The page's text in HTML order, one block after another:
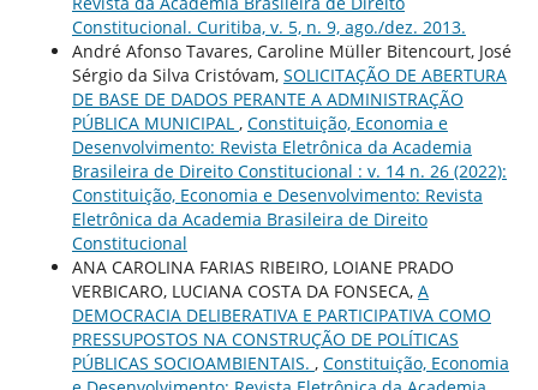
Constitucional. Curitiba, v. 5, n. 9, ago./dez. 2013.
André Afonso Tavares, Caroline Müller Bitencourt, José
Sérgio da Silva Cristóvam, SOLICITAÇÃO DE ABERTURA
DE BASE DE DADOS PERANTE A ADMINISTRAÇÃO
PÚBLICA MUNICIPAL , Constituição, Economia e
Desenvolvimento: Revista Eletrônica da Academia
Brasileira de Direito Constitucional : v. 14 n. 26 (2022):
Constituição, Economia e Desenvolvimento: Revista
Eletrônica da Academia Brasileira de Direito
Constitucional
ANA CAROLINA FARIAS RIBEIRO, LOIANE PRADO
VERBICARO, LUCIANA COSTA DA FONSECA, A
DEMOCRACIA DELIBERATIVA E PARTICIPATIVA COMO
PRESSUPOSTOS NA CONSTRUÇÃO DE POLÍTICAS
PÚBLICAS SOCIOAMBIENTAIS. , Constituição, Economia